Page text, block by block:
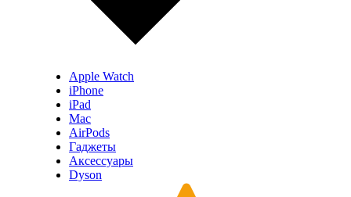
Apple Watch
iPhone
iPad
Mac
AirPods
Гаджеты
Аксессуары
Dyson